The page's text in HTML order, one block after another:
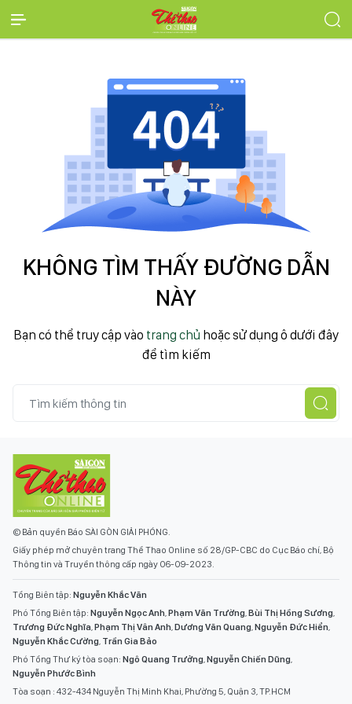
KHÔNG TÌM THẤY ĐƯỜNG DẪN
NÀY
Bạn có thể truy cập vào trang chủ hoặc sử dụng ô dưới đây
để tìm kiếm
© Bản quyền Báo SÀI GÒN GIẢI PHÓNG.
Giấy phép mở chuyên trang Thể Thao Online số 28/GP-CBC do Cục Báo chí, Bộ
Thông tin và Truyền thông cấp ngày 06-09-2023.
Tổng Biên tập: Nguyễn Khắc Văn
Phó Tổng Biên tập: Nguyễn Ngọc Anh,Phạm Văn Trường,Bùi Thị Hồng Sương,
Trương Đức Nghĩa,Phạm Thị Vân Anh,Dương Văn Quang,Nguyễn Đức Hiển,
Nguyễn Khắc Cường, Trần Gia Bảo
Phó Tổng Thư ký tòa soạn: Ngô Quang Trưởng,Nguyễn Chiến Dũng,
Nguyễn Phước Bình
Tòa soạn : 432-434 Nguyễn Thị Minh Khai, Phường 5, Quận 3, TP.HCM